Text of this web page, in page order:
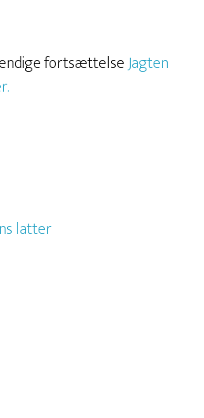
fortsættelseJagten
latter